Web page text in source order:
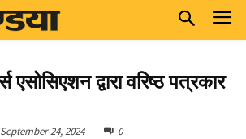
द्वारा वरिष्ठ पत्रकार
September 24, 2024 0